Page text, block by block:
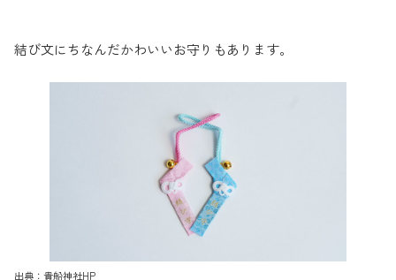
結び文にちなんだかわいいお守りもあります。
出典：貴船神社HP